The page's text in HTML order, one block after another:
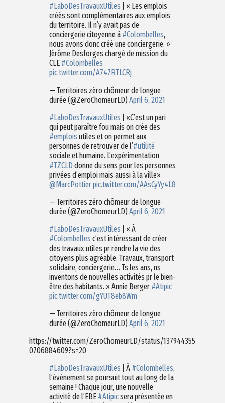
#LaboDesTravauxUtiles | « Les emplois
créés sont complémentaires aux emplois
du territoire. Il n’y avait pas de
conciergerie citoyenne à #Colombelles,
nous avons donc créé une conciergerie. »
Jérôme Desforges chargé de mission du
CLE #Colombelles
pic.twitter.com/A747RTLCRj
— Territoires zéro chômeur de longue
durée (@ZeroChomeurLD)April 6, 2021
#LaboDesTravauxUtiles | «C’est un pari
qui peut paraître fou mais on crée des
#emplois utiles et on permet aux
personnes de retrouver de l’#utilité
sociale et humaine. L’expérimentation
#TZCLD donne du sens pour les personnes
privées d’emploi mais aussi à la ville»
@MarcPottierpic.twitter.com/AAsCyYy4L8
— Territoires zéro chômeur de longue
durée (@ZeroChomeurLD)April 6, 2021
#LaboDesTravauxUtiles | « À
#Colombelles c’est intéressant de créer
des travaux utiles pr rendre la vie des
citoyens plus agréable. Travaux, transport
solidaire, conciergerie… Ts les ans, ns
inventons de nouvelles activités pr le bien-
être des habitants. » Annie Berger #Atipic
pic.twitter.com/gYUT8eb8Wm
— Territoires zéro chômeur de longue
durée (@ZeroChomeurLD)April 6, 2021
https://twitter.com/ZeroChomeurLD/status/137944355
0706884609?s=20
#LaboDesTravauxUtiles | À #Colombelles,
l’événement se poursuit tout au long de la
semaine ! Chaque jour, une nouvelle
activité de l’EBE #Atipicsera présentée en